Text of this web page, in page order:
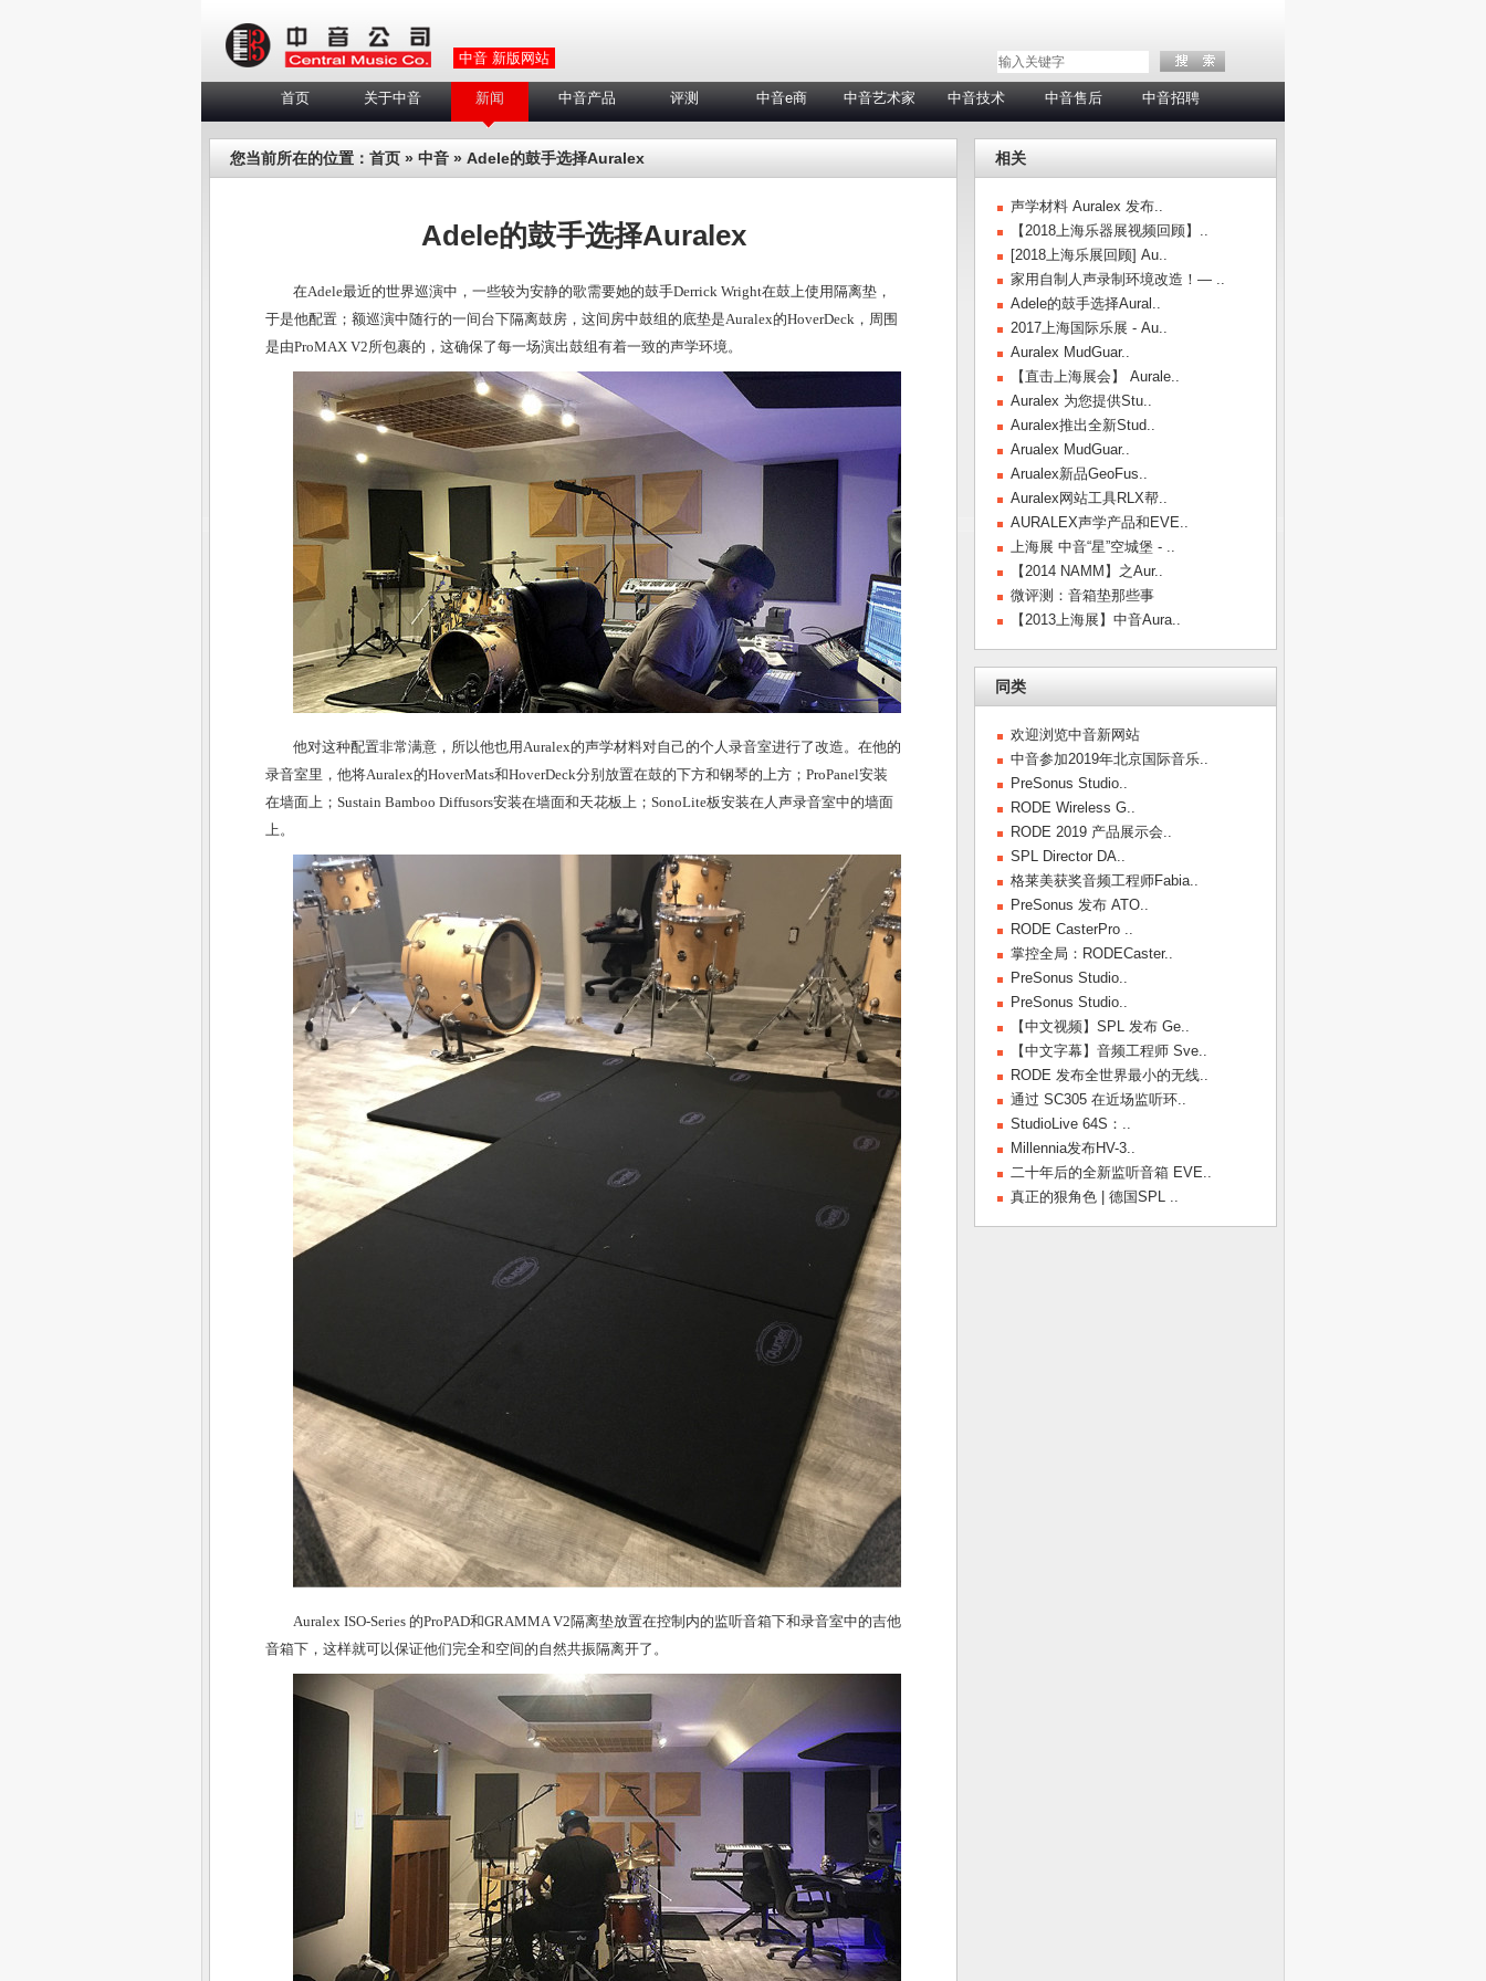
中音 新版网站
首页 关于中音 新闻 中音产品 评测 中音e商 中音艺术家 中音技术 中音售后 中音招聘
您当前所在的位置： 首页 » 中音 » Adele的鼓手选择Auralex
Adele的鼓手选择Auralex
在Adele最近的世界巡演中，一些较为安静的歌需要她的鼓手Derrick Wright在鼓上使用隔离垫，
于是他配置；额巡演中随行的一间台下隔离鼓房，这间房中鼓组的底垫是Auralex的HoverDeck，周围
是由ProMAX V2所包裹的，这确保了每一场演出鼓组有着一致的声学环境。
他对这种配置非常满意，所以他也用Auralex的声学材料对自己的个人录音室进行了改造。在他的
录音室里，他将Auralex的HoverMats和HoverDeck分别放置在鼓的下方和钢琴的上方；ProPanel安装
在墙面上；Sustain Bamboo Diffusors安装在墙面和天花板上；SonoLite板安装在人声录音室中的墙面
上。
Auralex ISO-Series 的ProPAD和GRAMMA V2隔离垫放置在控制内的监听音箱下和录音室中的吉他
音箱下，这样就可以保证他们完全和空间的自然共振隔离开了。
相关
声学材料 Auralex 发布..
【2018上海乐器展视频回顾】..
[2018上海乐展回顾] Au..
家用自制人声录制环境改造！— ..
Adele的鼓手选择Aural..
2017上海国际乐展 - Au..
Auralex MudGuar..
【直击上海展会】 Aurale..
Auralex 为您提供Stu..
Auralex推出全新Stud..
Arualex MudGuar..
Arualex新品GeoFus..
Auralex网站工具RLX帮..
AURALEX声学产品和EVE..
上海展 中音“星”空城堡 - ..
【2014 NAMM】之Aur..
微评测：音箱垫那些事
【2013上海展】中音Aura..
同类
欢迎浏览中音新网站
中音参加2019年北京国际音乐..
PreSonus Studio..
RODE Wireless G..
RODE 2019 产品展示会..
SPL Director DA..
格莱美获奖音频工程师Fabia..
PreSonus 发布 ATO..
RODE CasterPro ..
掌控全局：RODECaster..
PreSonus Studio..
PreSonus Studio..
【中文视频】SPL 发布 Ge..
【中文字幕】音频工程师 Sve..
RODE 发布全世界最小的无线..
通过 SC305 在近场监听环..
StudioLive 64S：..
Millennia发布HV-3..
二十年后的全新监听音箱 EVE..
真正的狠角色 | 德国SPL ..